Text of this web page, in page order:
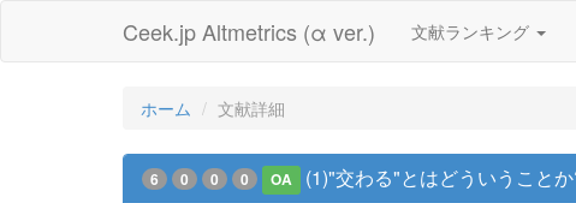
Ceek.jp Altmetrics (α ver.) 文献ランキング
ホーム 文献詳細
6 0 0 0 OA (1)"交わる"とはどういうこと